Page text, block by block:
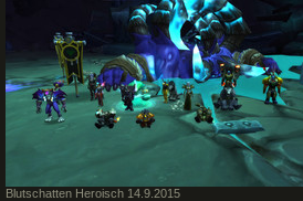
Blutschatten Heroisch 14.9.2015